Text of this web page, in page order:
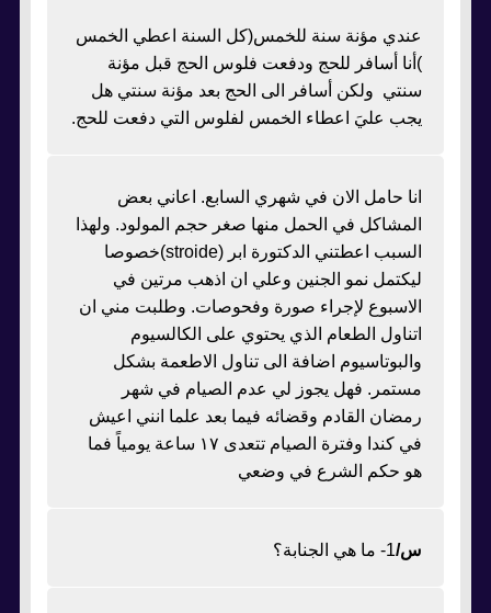
عندي مؤنة سنة للخمس(كل السنة اعطي الخمس
)أنا أسافر للحج ودفعت فلوس الحج قبل مؤنة
سنتي ولكن أسافر الى الحج بعد مؤنة سنتي هل
يجب عليَ اعطاء الخمس لفلوس التي دفعت للحج.
انا حامل الان في شهري السابع. اعاني بعض
المشاكل في الحمل منها صغر حجم المولود. ولهذا
السبب اعطتني الدكتورة ابر (stroide)خصوصا
ليكتمل نمو الجنين وعلي ان اذهب مرتين في
الاسبوع لإجراء صورة وفحوصات. وطلبت مني ان
اتناول الطعام الذي يحتوي على الكالسيوم
والبوتاسيوم اضافة الى تناول الاطعمة بشكل
مستمر. فهل يجوز لي عدم الصيام في شهر
رمضان القادم وقضائه فيما بعد علما انني اعيش
في كندا وفترة الصيام تتعدى ١٧ ساعة يومياً فما
هو حكم الشرع في وضعي
س/1- ما هي الجنابة؟